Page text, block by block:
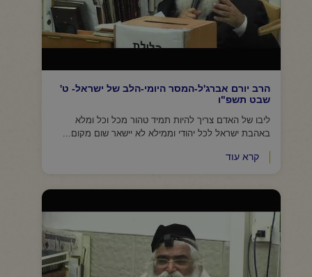
הרב יורם אברג'ל-המסר היומי-הלב של ישראל- ט'
שבט תשפ"ו
ליבו של האדם צריך להיות תמיד טהור מכל וכל ומלא
באהבת ישראל לכל יהודי וממילא לא יישאר שום מקום...
קרא עוד